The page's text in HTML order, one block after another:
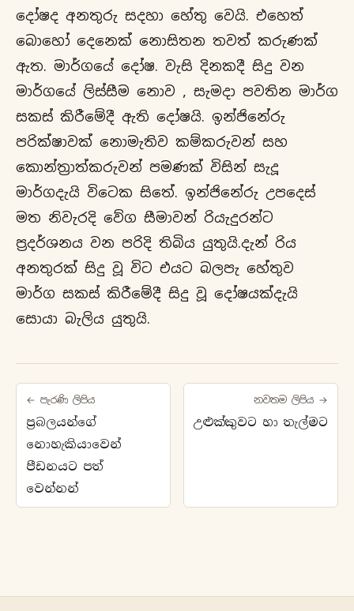
දෝෂද අනතුරු සදහා හේතු වෙයි. එහෙත්
බොහෝ දෙනෙක් නොසිතන තවත් කරුණක්
ඇත. මාර්ගයේ දෝෂ. වැසි දිනකදී සිදු වන
මාර්ගයේ ලිස්සීම නොව , සැමදා පවතින මාර්ග
සකස් කිරීමේදී ඇති දෝෂයි. ඉන්ජිනේරු
පරික්ෂාවක් නොමැතිව කම්කරුවන් සහ
කොන්ත්‍රාත්කරුවන් පමණක් විසින් සැදූ
මාර්ගදැයි විටෙක සිතේ. ඉන්ජිනේරු උපදෙස්
මත නිවැරදි වේග සීමාවන් රියැදුරන්ට
ප්‍රදර්ශනය වන පරිදි තිබිය යුතුයි.දැන් රිය
අනතුරක් සිදු වූ විට එයට බලපැ හේතුව
මාර්ග සකස් කිරීමේදී සිදු වූ දෝෂයක්දැයි
සොයා බැලිය යුතුයි.
← පැරණි ලිපිය
ප්‍රබලයන්ගේ
නොහැකියාවෙන්
පීඩනයට පත්
වෙන්නන්
නවතම ලිපිය →
උළුක්කුවට හා තැල්මට